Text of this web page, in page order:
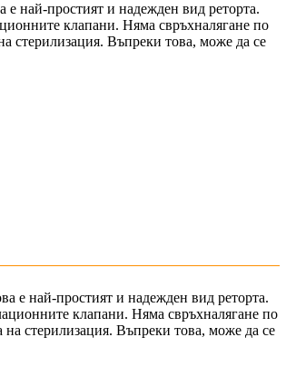
е най-простият и надежден вид реторта.
клапани. Няма свръхналягане по
стерилизация. Въпреки това, може да се
е най-простият и надежден вид реторта.
клапани. Няма свръхналягане по
на стерилизация. Въпреки това, може да се